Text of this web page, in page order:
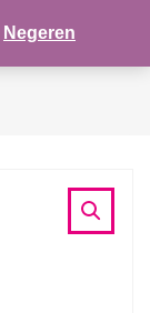
Negeren